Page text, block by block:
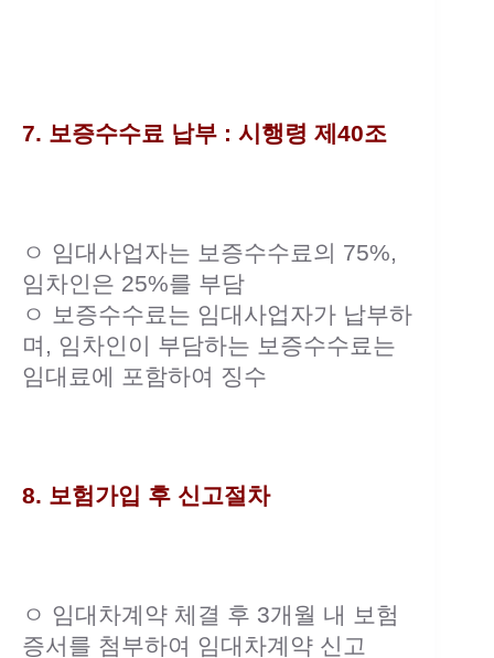
7. 보증수수료 납부 : 시행령 제40조
ㅇ 임대사업자는 보증수수료의 75%,
임차인은 25%를 부담
ㅇ 보증수수료는 임대사업자가 납부하
며, 임차인이 부담하는 보증수수료는
임대료에 포함하여 징수
8. 보험가입 후 신고절차
ㅇ 임대차계약 체결 후 3개월 내 보험
증서를 첨부하여 임대차계약 신고